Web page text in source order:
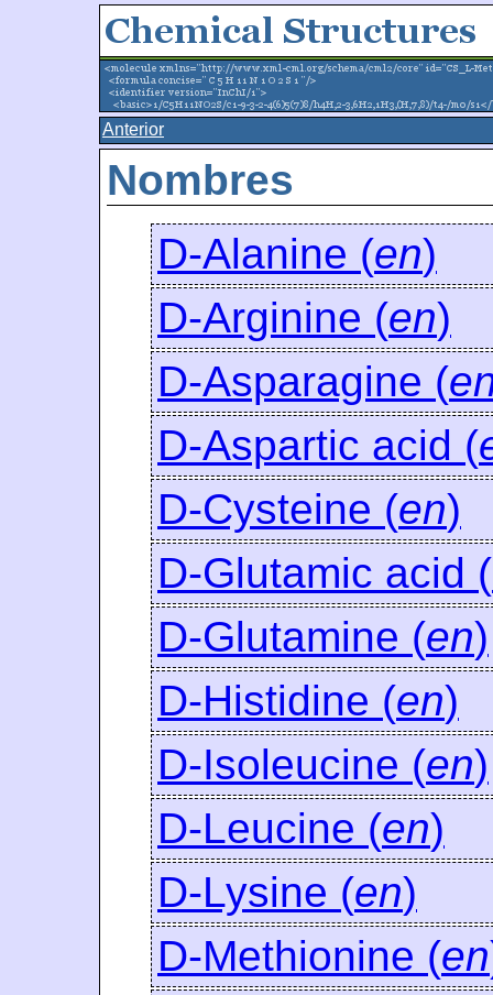
Anterior
Nombres
D-Alanine (en)
D-Arginine (en)
D-Asparagine (
D-Aspartic acid (
D-Cysteine (en)
D-Glutamic acid (
D-Glutamine (en)
D-Histidine (en)
D-Isoleucine (en)
D-Leucine (en)
D-Lysine (en)
D-Methionine (en